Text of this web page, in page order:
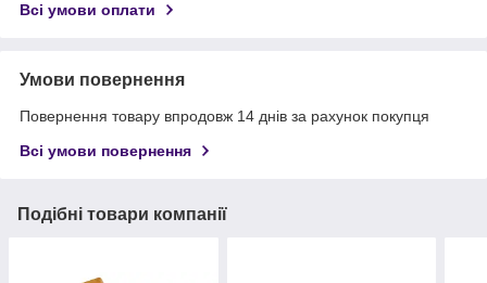
Всі умови оплати
Умови повернення
Повернення товару впродовж 14 днів за рахунок покупця
Всі умови повернення
Подібні товари компанії